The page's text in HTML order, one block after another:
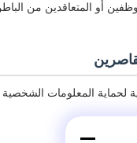
أو المتعاقدين من
لحماية المعلومات